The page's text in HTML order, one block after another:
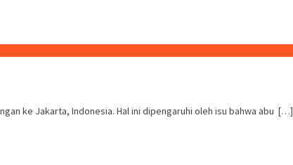
ke Jakarta, Indonesia. Hal ini dipengaruhi oleh isu bahwa abu […]